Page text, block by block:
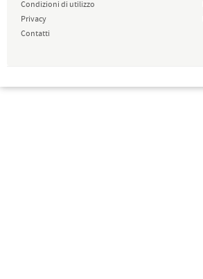
Condizioni di utilizzo
Privacy
Contatti